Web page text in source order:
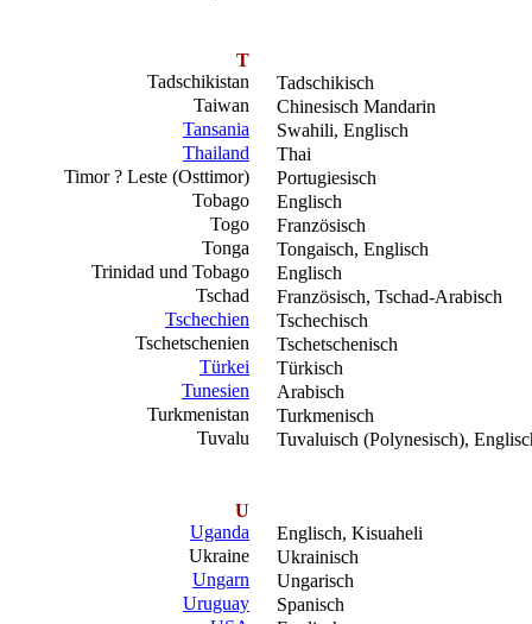
T
Tadschikistan
Tadschikisch
Taiwan
Chinesisch Mandarin
Tansania
Swahili, Englisch
Thailand
Thai
Timor ? Leste (Osttimor)
Portugiesisch
Tobago
Englisch
Togo
Französisch
Tonga
Tongaisch, Englisch
Trinidad und Tobago
Englisch
Tschad
Französisch, Tschad-Arabisch
Tschechien
Tschechisch
Tschetschenien
Tschetschenisch
Türkei
Türkisch
Tunesien
Arabisch
Turkmenistan
Turkmenisch
Tuvalu
Tuvaluisch (Polynesisch),
U
Uganda
Englisch, Kisuaheli
Ukraine
Ukrainisch
Ungarn
Ungarisch
Uruguay
Spanisch